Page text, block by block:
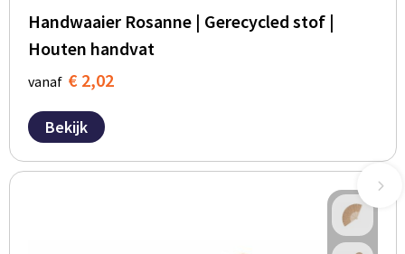
Handwaaier Rosanne | Gerecycled stof |
Houten handvat
vanaf € 2,02
Bekijk